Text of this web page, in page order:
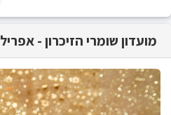
מועדון שומרי הזיכרון - אפריל 2026